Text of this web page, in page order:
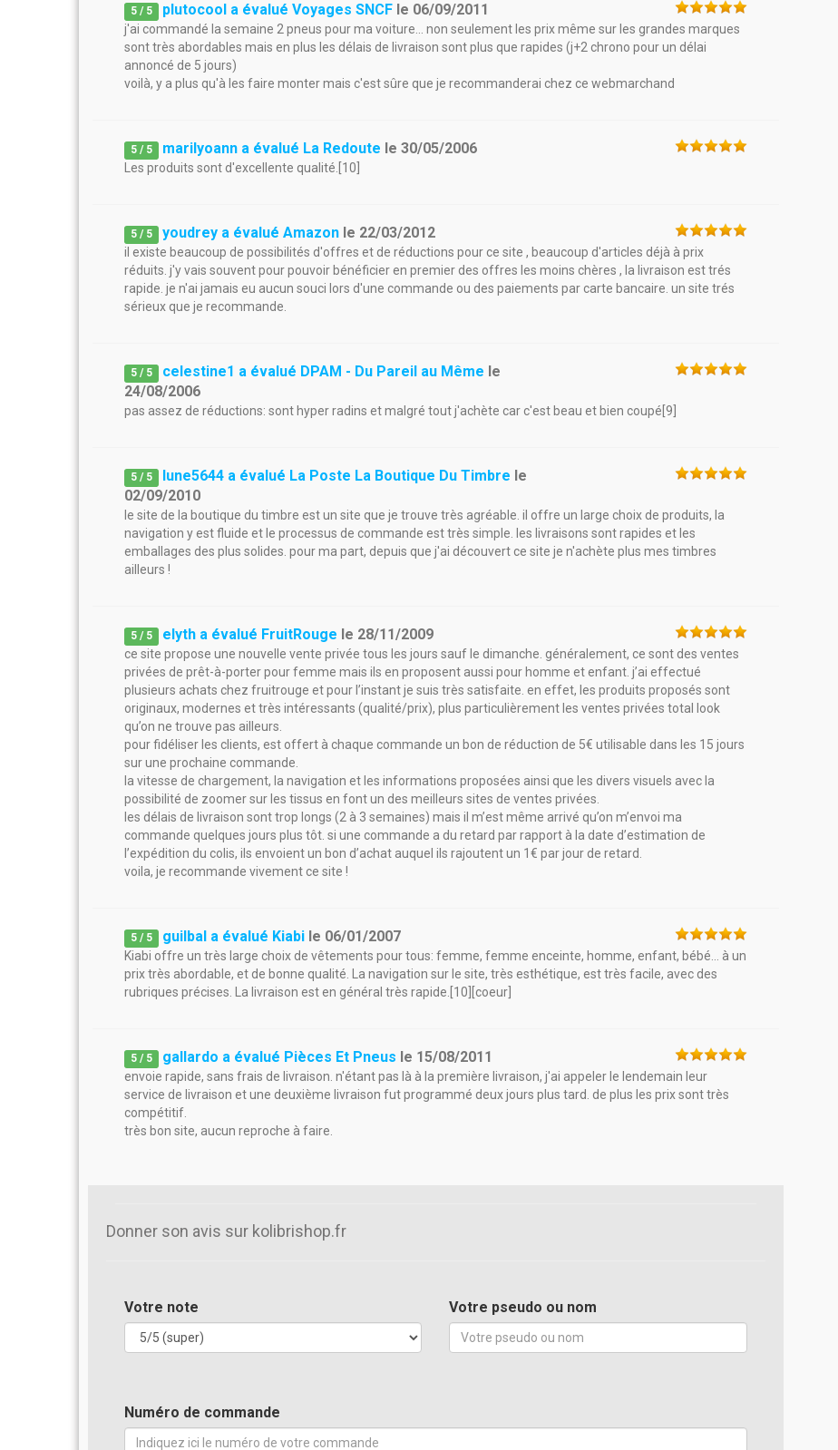
5 / 5 plutocool a évalué Voyages SNCF le 06/09/2011
j'ai commandé la semaine 2 pneus pour ma voiture... non seulement les prix même sur les grandes marques
sont très abordables mais en plus les délais de livraison sont plus que rapides (j+2 chrono pour un délai
annoncé de 5 jours)
voilà, y a plus qu'à les faire monter mais c'est sûre que je recommanderai chez ce webmarchand
5 / 5 marilyoann a évalué La Redoute le30/05/2006
Les produits sont d'excellente qualité.[10]
5 / 5 youdrey a évalué Amazon le 22/03/2012
il existe beaucoup de possibilités d'offres et de réductions pour ce site , beaucoup d'articles déjà à prix
réduits. j'y vais souvent pour pouvoir bénéficier en premier des offres les moins chères , la livraison est trés
rapide. je n'ai jamais eu aucun souci lors d'une commande ou des paiements par carte bancaire. un site trés
sérieux que je recommande.
5 / 5 celestine1 a évalué DPAM - Du Pareil au Même le
24/08/2006
pas assez de réductions: sont hyper radins et malgré tout j'achète car c'est beau et bien coupé[9]
5 / 5 lune5644 a évalué La Poste La Boutique Du Timbre le
02/09/2010
le site de la boutique du timbre est un site que je trouve très agréable. il offre un large choix de produits, la
navigation y est fluide et le processus de commande est très simple. les livraisons sont rapides et les
emballages des plus solides. pour ma part, depuis que j'ai découvert ce site je n'achète plus mes timbres
ailleurs !
5 / 5 elyth a évalué FruitRouge le 28/11/2009
ce site propose une nouvelle vente privée tous les jours sauf le dimanche. généralement, ce sont des ventes
privées de prêt-à-porter pour femme mais ils en proposent aussi pour homme et enfant. j’ai effectué
plusieurs achats chez fruitrouge et pour l’instant je suis très satisfaite. en effet, les produits proposés sont
originaux, modernes et très intéressants (qualité/prix), plus particulièrement les ventes privées total look
qu’on ne trouve pas ailleurs.
pour fidéliser les clients, est offert à chaque commande un bon de réduction de 5€ utilisable dans les 15 jours
sur une prochaine commande.
la vitesse de chargement, la navigation et les informations proposées ainsi que les divers visuels avec la
possibilité de zoomer sur les tissus en font un des meilleurs sites de ventes privées.
les délais de livraison sont trop longs (2 à 3 semaines) mais il m’est même arrivé qu’on m’envoi ma
commande quelques jours plus tôt. si une commande a du retard par rapport à la date d’estimation de
l’expédition du colis, ils envoient un bon d’achat auquel ils rajoutent un 1€ par jour de retard.
voila, je recommande vivement ce site !
5 / 5 guilbal a évalué Kiabi le 06/01/2007
Kiabi offre un très large choix de vêtements pour tous: femme, femme enceinte, homme, enfant, bébé... à un
prix très abordable, et de bonne qualité. La navigation sur le site, très esthétique, est très facile, avec des
rubriques précises. La livraison est en général très rapide.[10][coeur]
5 / 5 gallardo a évalué Pièces Et Pneus le 15/08/2011
envoie rapide, sans frais de livraison. n'étant pas là à la première livraison, j'ai appeler le lendemain leur
service de livraison et une deuxième livraison fut programmé deux jours plus tard. de plus les prix sont très
compétitif.
très bon site, aucun reproche à faire.
Donner son avis sur kolibrishop.fr
Votre note Votre pseudo ou nom
Numéro de commande